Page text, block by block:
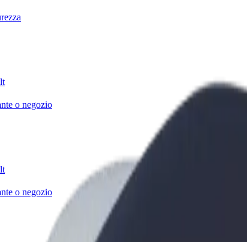
o negozio
o negozio